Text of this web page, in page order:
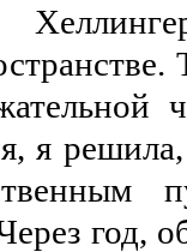
я
год,